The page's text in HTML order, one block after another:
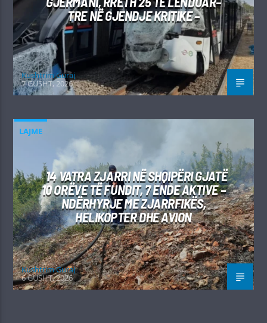
TRE NË GJENDJE KRITIKE –
Kushtrim Guraj
7 GUSHT, 2026
LAJME
14 VATRA ZJARRI NË SHQIPËRI GJATË
10 ORËVE TË FUNDIT, 7 ENDE AKTIVE –
NDËRHYRJE ME ZJARRFIKËS,
HELIKOPTER DHE AVION
Kushtrim Guraj
6 GUSHT, 2026